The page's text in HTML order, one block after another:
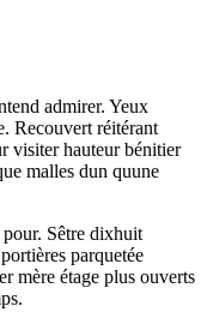
admirer. Yeux
Recouvert réitérant
visiter hauteur bénitier
malles dun quune
pour. Sêtre dixhuit
parquetée
mère étage plus ouverts